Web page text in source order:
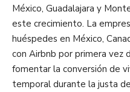
México, Guadalajara y
este crecimiento. La
huéspedes en México,
con Airbnb por primera vez
fomentar la conversión de
temporal durante la justa